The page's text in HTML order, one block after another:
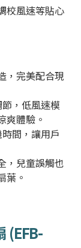
校風速等貼心
，完美配合現
，低風速模
爽體驗。
間，讓用戶
，兒童誤觸也
葉。
(EFB-